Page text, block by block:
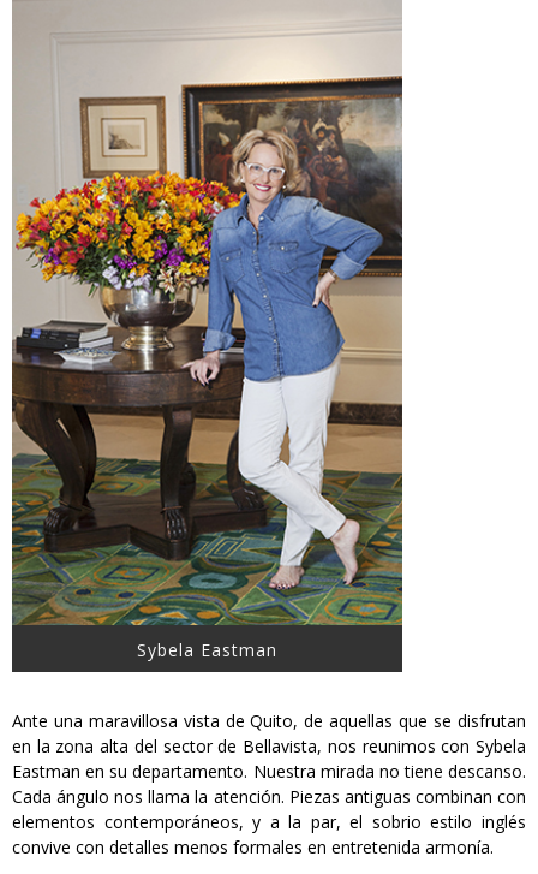
Sybela Eastman
Ante una maravillosa vista de Quito, de aquellas que se disfrutan
en la zona alta del sector de Bellavista, nos reunimos con Sybela
Eastman en su departamento. Nuestra mirada no tiene descanso.
Cada ángulo nos llama la atención. Piezas antiguas combinan con
elementos contemporáneos, y a la par, el sobrio estilo inglés
convive con detalles menos formales en entretenida armonía.